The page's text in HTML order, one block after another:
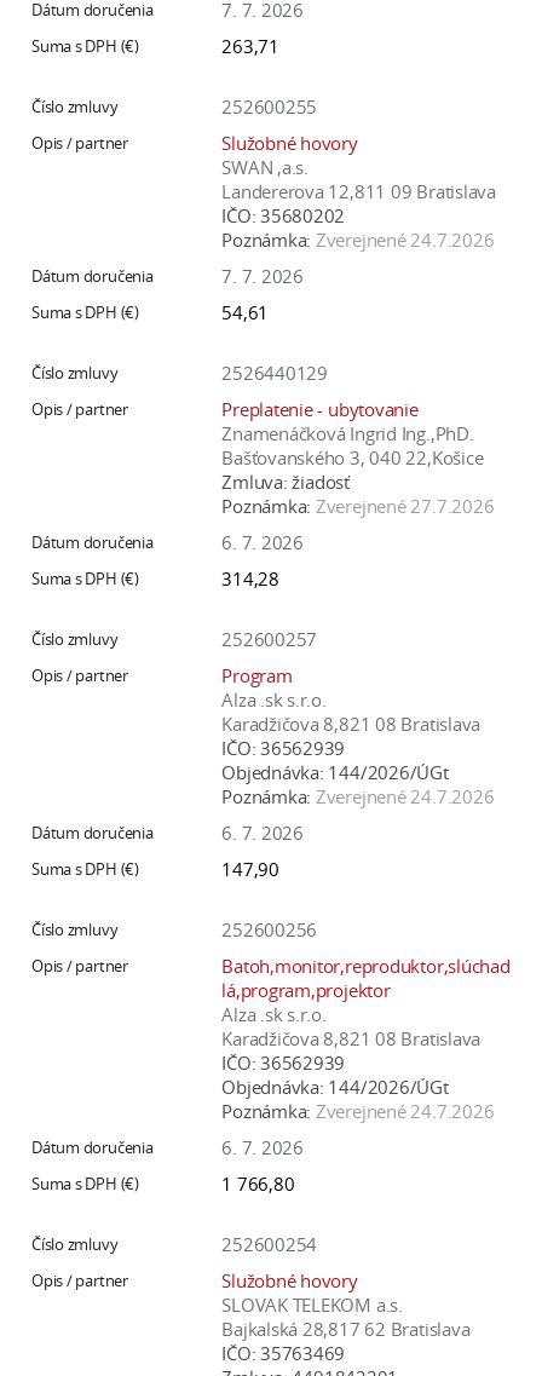
7. 7. 2026
263,71
252600255
Služobné hovory
SWAN ,a.s.
Landererova 12,811 09 Bratislava
IČO: 35680202
Poznámka: Zverejnené 24.7.2026
7. 7. 2026
54,61
2526440129
Preplatenie - ubytovanie
Znamenáčková Ingrid Ing.,PhD.
Bašťovanského 3, 040 22,Košice
Zmluva: žiadosť
Poznámka: Zverejnené 27.7.2026
6. 7. 2026
314,28
252600257
Program
Alza .sk s.r.o.
Karadžičova 8,821 08 Bratislava
IČO: 36562939
Objednávka: 144/2026/ÚGt
Poznámka: Zverejnené 24.7.2026
6. 7. 2026
147,90
252600256
Batoh,monitor,reproduktor,slúchad
lá,program,projektor
Alza .sk s.r.o.
Karadžičova 8,821 08 Bratislava
IČO: 36562939
Objednávka: 144/2026/ÚGt
Poznámka: Zverejnené 24.7.2026
6. 7. 2026
1 766,80
252600254
Služobné hovory
SLOVAK TELEKOM a.s.
Bajkalská 28,817 62 Bratislava
IČO: 35763469